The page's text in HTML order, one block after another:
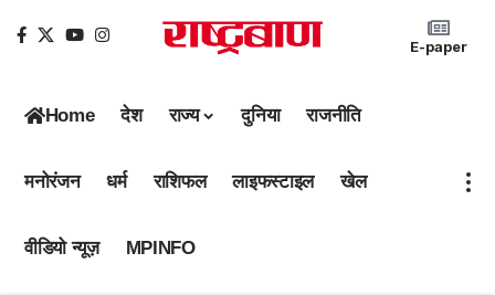
E-paper
Home देश राज्य दुनिया राजनीति
मनोरंजन धर्म राशिफल लाइफस्टाइल खेल
वीडियो न्यूज़ MPINFO